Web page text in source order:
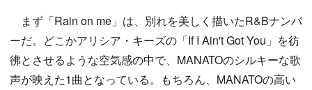
まず「Rain on me」は、別れを美しく描いたR&Bナンバ
ーだ。どこかアリシア・キーズの「If I Ain't Got You」を彷
彿とさせるような空気感の中で、MANATOのシルキーな歌
声が映えた1曲となっている。もちろん、MANATOの高い